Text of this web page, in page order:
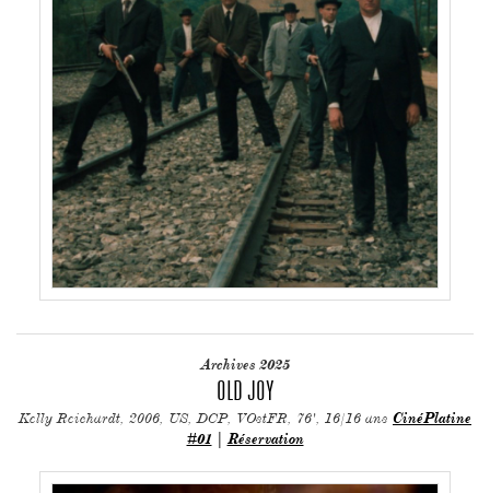
Archives 2025
OLD JOY
Kelly Reichardt, 2006, US, DCP, VOstFR, 76', 16/16 ans CinéPlatine
#01
Réservation